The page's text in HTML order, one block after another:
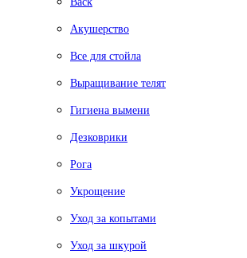
Акушерство
Все для стойла
Выращивание телят
Гигиена вымени
Дезковрики
Рога
Укрощение
Уход за копытами
Уход за шкурой